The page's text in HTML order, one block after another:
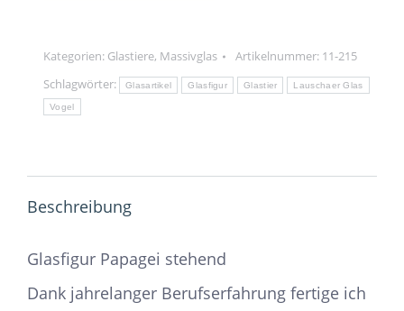
Kategorien: Glastiere, Massivglas Artikelnummer: 11-215
Schlagwörter:
Glasartikel Glasfigur Glastier Lauschaer Glas
Vogel
Beschreibung
Glasfigur Papagei stehend
Dank jahrelanger Berufserfahrung fertige ich